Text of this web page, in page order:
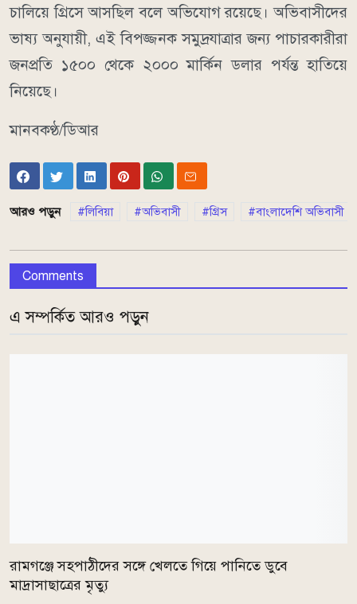
চালিয়ে গ্রিসে আসছিল বলে অভিযোগ রয়েছে। অভিবাসীদের
ভাষ্য অনুযায়ী, এই বিপজ্জনক সমুদ্রযাত্রার জন্য পাচারকারীরা
জনপ্রতি ১৫০০ থেকে ২০০০ মার্কিন ডলার পর্যন্ত হাতিয়ে
নিয়েছে।
মানবকণ্ঠ/ডিআর
আরও পড়ুন লিবিয়া অভিবাসী গ্রিস বাংলাদেশি অভিবাসী
Comments
এ সম্পর্কিত আরও পড়ুন
রামগঞ্জে সহপাঠীদের সঙ্গে খেলতে গিয়ে পানিতে ডুবে
মাদ্রাসাছাত্রের মৃত্যু